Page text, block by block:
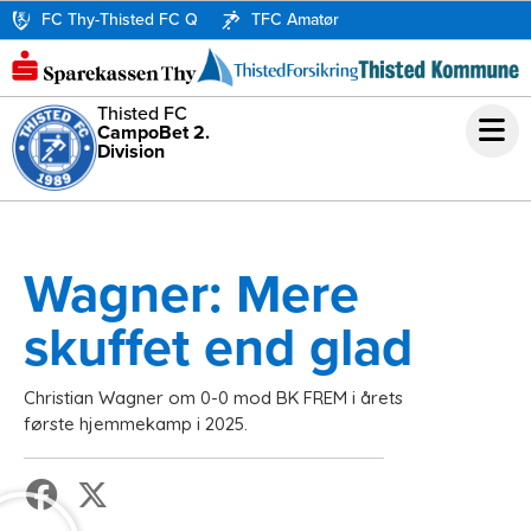
FC Thy-Thisted FC Q TFC Amatør
Thisted FC
CampoBet 2.
Division
Wagner: Mere
skuffet end glad
Christian Wagner om 0-0 mod BK FREM i årets
første hjemmekamp i 2025.